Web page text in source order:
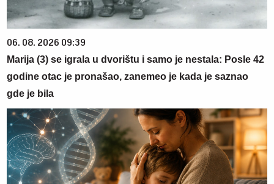
06. 08. 2026 09:39
Marija (3) se igrala u dvorištu i samo je nestala: Posle 42
godine otac je pronašao, zanemeo je kada je saznao
gde je bila